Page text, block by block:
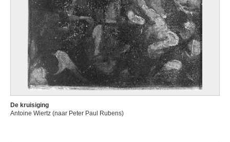
De kruisiging
Antoine Wiertz (naar Peter Paul Rubens)